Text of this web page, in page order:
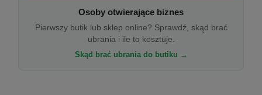
Osoby otwierające biznes
Pierwszy butik lub sklep online? Sprawdź, skąd brać
ubrania i ile to kosztuje.
Skąd brać ubrania do butiku →